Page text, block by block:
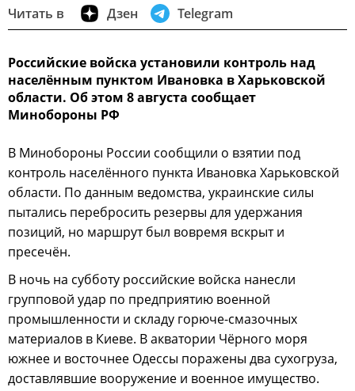
Читать в Дзен Telegram
Российские войска установили контроль над
населённым пунктом Ивановка в Харьковской
области. Об этом 8 августа сообщает
Минобороны РФ
В Минобороны России сообщили о взятии под
контроль населённого пункта Ивановка Харьковской
области. По данным ведомства, украинские силы
пытались перебросить резервы для удержания
позиций, но маршрут был вовремя вскрыт и
пресечён.
В ночь на субботу российские войска нанесли
групповой удар по предприятию военной
промышленности и складу горюче-смазочных
материалов в Киеве. В акватории Чёрного моря
южнее и восточнее Одессы поражены два сухогруза,
доставлявшие вооружение и военное имущество.